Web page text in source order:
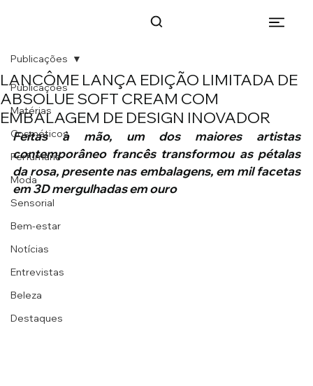
Publicações
Matérias
Cosméticos
Perfumaria
Moda
Sensorial
Bem-estar
Notícias
Entrevistas
Beleza
Destaques
Publicações
LANCÔME LANÇA EDIÇÃO LIMITADA DE
ABSOLUE SOFT CREAM COM
EMBALAGEM DE DESIGN INOVADOR
Feitas à mão, um dos maiores artistas
contemporâneo francês transformou as pétalas
da rosa, presente nas embalagens, em mil facetas
em 3D mergulhadas em ouro